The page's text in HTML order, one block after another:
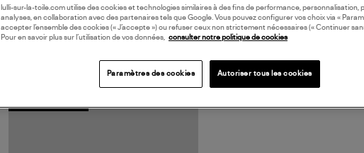
lulli-sur-la-toile.com utilise des cookies et technologies similaires à des fins de performance, personnalisation,
analyses, en collaboration avec des partenaires tels que Google. Vous pouvez configurer vos choix via «
accepter l’ensemble des cookies (« J’accepte ») ou refuser ceux non strictement nécessaires (« Continuer
Pour en savoir plus sur l’utilisation de vos données, consulter notre politique de cookies
Paramètres des cookies Autoriser tous les cookies